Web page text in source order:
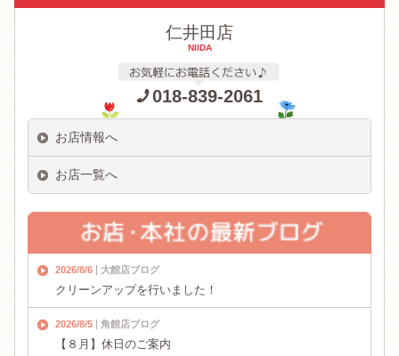
仁井田店
NIIDA
018-839-2061
お店情報へ
お店一覧へ
2026/8/6 大館店ブログ
クリーンアップを行いました！
2026/8/5 角館店ブログ
【８月】休日のご案内